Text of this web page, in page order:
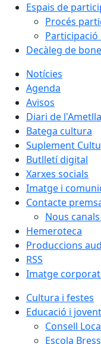
Espais de
Procés
Participació
Decàleg de
Notícies
Agenda
Avisos
Diari de l'Ametlla
Batega cultura
Suplement
Butlletí digital
Xarxes socials
Imatge i
Contacte
Nous
Hemeroteca
Produccions
RSS
Imatge
Cultura i festes
Educació i
Consell
Escola